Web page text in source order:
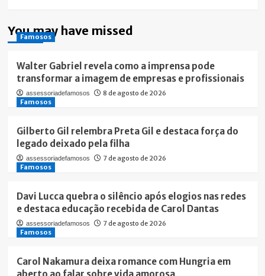
You may have missed
Famosos
Walter Gabriel revela como a imprensa pode
transformar a imagem de empresas e profissionais
assessoriadefamosos
8 de agosto de 2026
Famosos
Gilberto Gil relembra Preta Gil e destaca força do
legado deixado pela filha
assessoriadefamosos
7 de agosto de 2026
Famosos
Davi Lucca quebra o silêncio após elogios nas redes
e destaca educação recebida de Carol Dantas
assessoriadefamosos
7 de agosto de 2026
Famosos
Carol Nakamura deixa romance com Hungria em